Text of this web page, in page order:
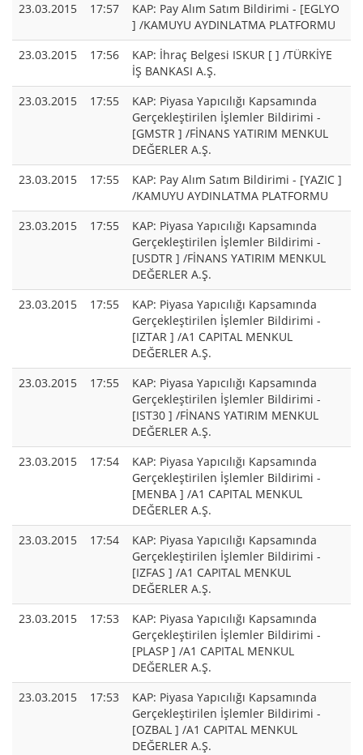
23.03.2015
17:57
KAP: Pay Alım Satım Bildirimi - [EGLYO
] /KAMUYU AYDINLATMA PLATFORMU
23.03.2015
17:56
KAP: İhraç Belgesi ISKUR [ ] /TÜRKİYE
İŞ BANKASI A.Ş.
23.03.2015
17:55
KAP: Piyasa Yapıcılığı Kapsamında
Gerçekleştirilen İşlemler Bildirimi -
[GMSTR ] /FİNANS YATIRIM MENKUL
DEĞERLER A.Ş.
23.03.2015
17:55
KAP: Pay Alım Satım Bildirimi - [YAZIC ]
/KAMUYU AYDINLATMA PLATFORMU
23.03.2015
17:55
KAP: Piyasa Yapıcılığı Kapsamında
Gerçekleştirilen İşlemler Bildirimi -
[USDTR ] /FİNANS YATIRIM MENKUL
DEĞERLER A.Ş.
23.03.2015
17:55
KAP: Piyasa Yapıcılığı Kapsamında
Gerçekleştirilen İşlemler Bildirimi -
[IZTAR ] /A1 CAPITAL MENKUL
DEĞERLER A.Ş.
23.03.2015
17:55
KAP: Piyasa Yapıcılığı Kapsamında
Gerçekleştirilen İşlemler Bildirimi -
[IST30 ] /FİNANS YATIRIM MENKUL
DEĞERLER A.Ş.
23.03.2015
17:54
KAP: Piyasa Yapıcılığı Kapsamında
Gerçekleştirilen İşlemler Bildirimi -
[MENBA ] /A1 CAPITAL MENKUL
DEĞERLER A.Ş.
23.03.2015
17:54
KAP: Piyasa Yapıcılığı Kapsamında
Gerçekleştirilen İşlemler Bildirimi -
[IZFAS ] /A1 CAPITAL MENKUL
DEĞERLER A.Ş.
23.03.2015
17:53
KAP: Piyasa Yapıcılığı Kapsamında
Gerçekleştirilen İşlemler Bildirimi -
[PLASP ] /A1 CAPITAL MENKUL
DEĞERLER A.Ş.
23.03.2015
17:53
KAP: Piyasa Yapıcılığı Kapsamında
Gerçekleştirilen İşlemler Bildirimi -
[OZBAL ] /A1 CAPITAL MENKUL
DEĞERLER A.Ş.